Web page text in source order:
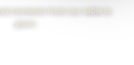
moments from our table to
yours.